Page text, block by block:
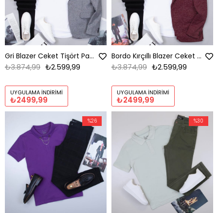
Gri Blazer Ceket Tişört Pantolon Ayakkabı Kombin
₺2.599,99
₺3.874,99
UYGULAMA İNDIRIMI
₺2499,99
Bordo Kırçıllı Blazer Ceket Kombini Erkek | Slim Fit Tişörtlü Şık Komple Set
₺2.599,99
₺3.874,99
UYGULAMA İNDIRIMI
₺2499,99
%26 %30